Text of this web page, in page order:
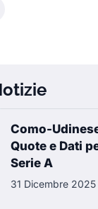
Como-
Quote e Dati
Serie A
31 Dicembre 2025